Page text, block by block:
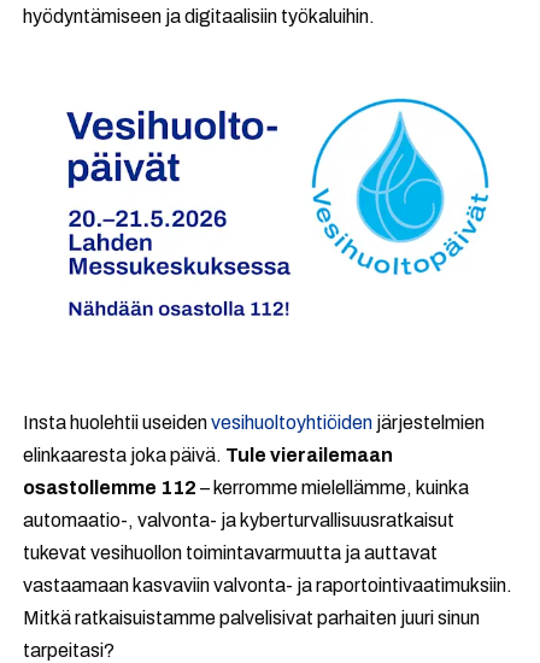
hyödyntämiseen ja digitaalisiin työkaluihin.
Insta huolehtii useidenvesihuoltoyhtiöiden järjestelmien
elinkaaresta joka päivä. Tule vierailemaan
osastollemme 112 – kerromme mielellämme, kuinka
automaatio-, valvonta- ja kyberturvallisuusratkaisut
tukevat vesihuollon toimintavarmuutta ja auttavat
vastaamaan kasvaviin valvonta- ja raportointivaatimuksiin.
Mitkä ratkaisuistamme palvelisivat parhaiten juuri sinun
tarpeitasi?